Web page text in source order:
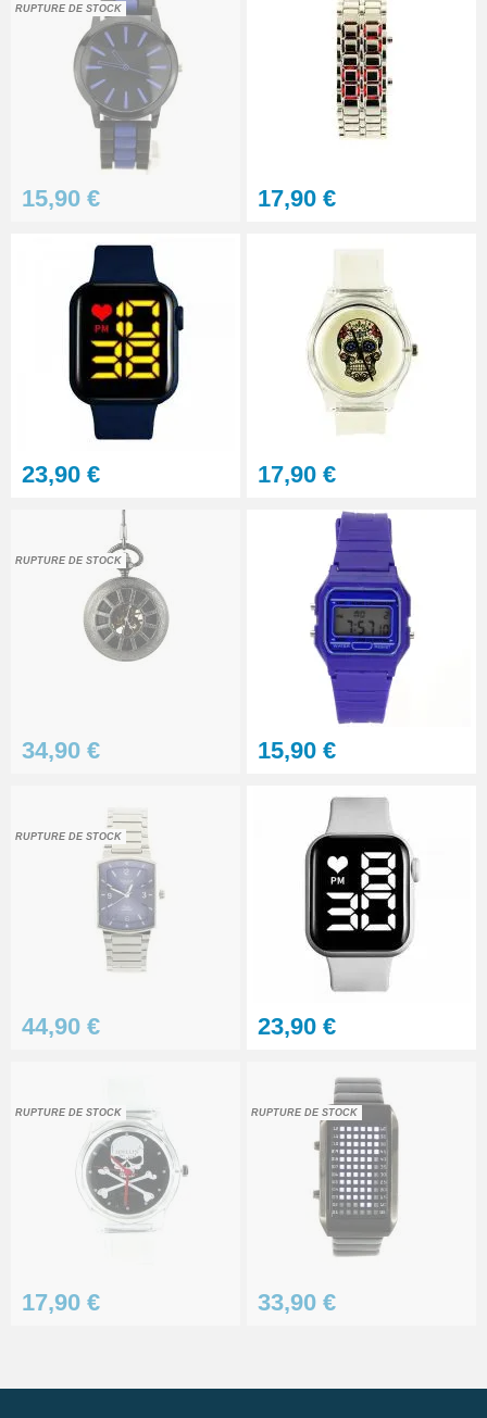
Petit pointeau de pose plastique
RUPTURE DE STOCK
15,90 € 17,90 €
23,90 € 17,90 €
RUPTURE DE STOCK
34,90 € 15,90 €
RUPTURE DE STOCK
44,90 € 23,90 €
RUPTURE DE STOCK
17,90 €
RUPTURE DE STOCK
33,90 €